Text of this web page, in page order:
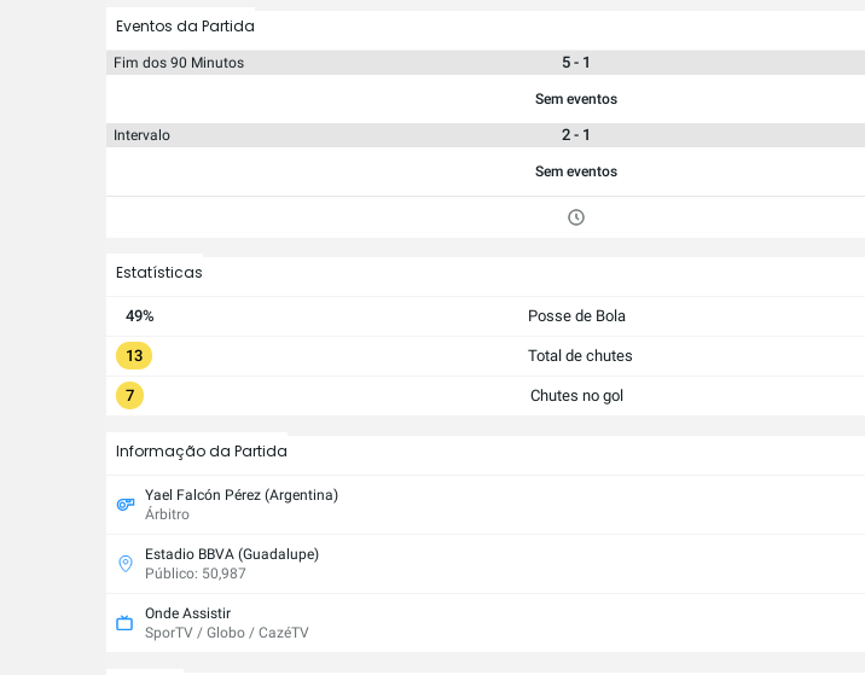
Eventos da Partida
Fim dos 90 Minutos 5 - 1
Sem eventos
Intervalo 2 - 1
Sem eventos
Estatísticas
49% Posse de Bola
13 Total de chutes
7 Chutes no gol
Informação da Partida
Yael Falcón Pérez (Argentina)
Árbitro
Estadio BBVA (Guadalupe)
Público: 50,987
Onde Assistir
SporTV / Globo / CazéTV